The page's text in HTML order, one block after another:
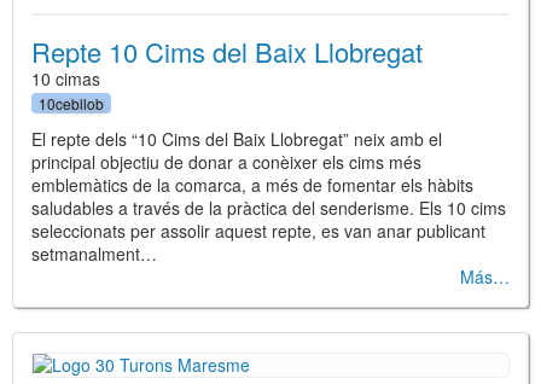
Repte 10 Cims del Baix Llobregat
10 cimas
10cebllob
El repte dels “10 Cims del Baix Llobregat” neix amb el
principal objectiu de donar a conèixer els cims més
emblemàtics de la comarca, a més de fomentar els hàbits
saludables a través de la pràctica del senderisme. Els 10 cims
seleccionats per assolir aquest repte, es van anar publicant
setmanalment…
Más